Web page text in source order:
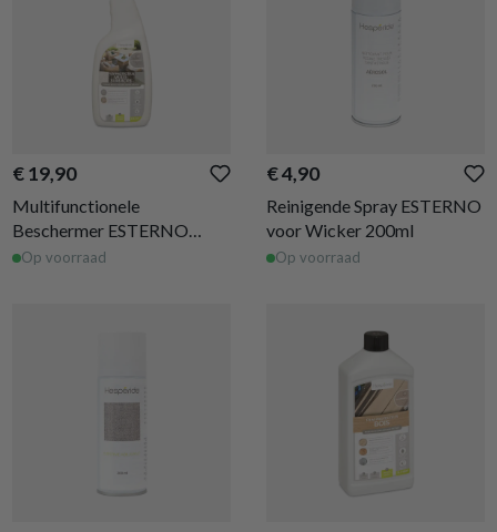
€ 19,90
Multifunctionele
Beschermer ESTERNO
750ml
Op voorraad
€ 4,90
Reinigende Spray ESTERNO
voor Wicker 200ml
Op voorraad